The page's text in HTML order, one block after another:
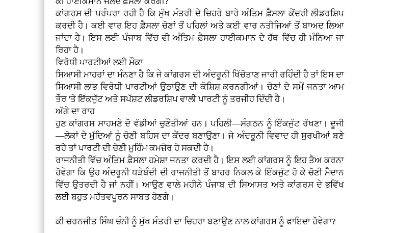
ਕਾਂਗਰਸ ਦੀ ਪਰੰਪਰਾ ਰਹੀ ਹੈ ਕਿ ਮੁੱਖ ਮੰਤਰੀ ਦੇ ਚਿਹਰੇ ਬਾਰੇ ਅੰਤਿਮ ਫ਼ੈਸਲਾ ਕੇਂਦਰੀ ਲੀਡਰਸ਼ਿਪ
ਕਰਦੀ ਹੈ। ਕਈ ਵਾਰ ਇਹ ਫ਼ੈਸਲਾ ਚੋਣਾਂ ਤੋਂ ਪਹਿਲਾਂ ਅਤੇ ਕਈ ਵਾਰ ਨਤੀਜਿਆਂ ਤੋਂ ਬਾਅਦ ਲਿਆ
ਜਾਂਦਾ ਹੈ। ਇਸ ਲਈ ਪੰਜਾਬ ਵਿੱਚ ਵੀ ਅੰਤਿਮ ਫ਼ੈਸਲਾ ਹਾਈਕਮਾਨ ਦੇ ਹੱਥ ਵਿੱਚ ਹੀ ਮੰਨਿਆ ਜਾ
ਰਿਹਾ ਹੈ।
ਵਿਰੋਧੀ ਪਾਰਟੀਆਂ ਲਈ ਮੌਕਾ
ਸਿਆਸੀ ਮਾਹਰਾਂ ਦਾ ਮੰਨਣਾ ਹੈ ਕਿ ਜੇ ਕਾਂਗਰਸ ਦੀ ਅੰਦਰੂਨੀ ਖਿੱਚੋਤਾਣ ਜਾਰੀ ਰਹਿੰਦੀ ਹੈ ਤਾਂ ਇਸ ਦਾ
ਸਿਆਸੀ ਲਾਭ ਵਿਰੋਧੀ ਪਾਰਟੀਆਂ ਉਠਾਉਣ ਦੀ ਕੋਸ਼ਿਸ਼ ਕਰਨਗੀਆਂ। ਚੋਣਾਂ ਦੇ ਸਮੇਂ ਜਨਤਾ ਆਮ
ਤੌਰ 'ਤੇ ਇੱਕਜੁੱਟ ਅਤੇ ਸਪੱਸ਼ਟ ਲੀਡਰਸ਼ਿਪ ਵਾਲੀ ਪਾਰਟੀ ਨੂੰ ਤਰਜੀਹ ਦਿੰਦੀ ਹੈ।
ਅੱਗੇ ਦਾ ਰਾਹ
ਹੁਣ ਕਾਂਗਰਸ ਸਾਹਮਣੇ ਦੋ ਵੱਡੀਆਂ ਚੁਣੌਤੀਆਂ ਹਨ। ਪਹਿਲੀ—ਸੰਗਠਨ ਨੂੰ ਇੱਕਜੁੱਟ ਰੱਖਣਾ। ਦੂਜੀ
—ਲੋਕਾਂ ਦੇ ਮੁੱਦਿਆਂ ਨੂੰ ਚੋਣੀ ਬਹਿਸ ਦਾ ਕੇਂਦਰ ਬਣਾਉਣਾ। ਜੇ ਅੰਦਰੂਨੀ ਵਿਵਾਦ ਹੀ ਸੁਰਖੀਆਂ ਬਣੇ
ਰਹੇ ਤਾਂ ਪਾਰਟੀ ਦੀ ਚੋਣੀ ਮੁਹਿੰਮ ਕਮਜ਼ੋਰ ਹੋ ਸਕਦੀ ਹੈ।
ਰਾਜਨੀਤੀ ਵਿੱਚ ਅੰਤਿਮ ਫ਼ੈਸਲਾ ਹਮੇਸ਼ਾ ਜਨਤਾ ਕਰਦੀ ਹੈ। ਇਸ ਲਈ ਕਾਂਗਰਸ ਨੂੰ ਇਹ ਤੈਅ ਕਰਨਾ
ਹੋਵੇਗਾ ਕਿ ਉਹ ਅੰਦਰੂਨੀ ਧੜੇਬੰਦੀ ਦੀ ਰਾਜਨੀਤੀ ਤੋਂ ਬਾਹਰ ਨਿਕਲ ਕੇ ਇੱਕਜੁੱਟ ਹੋ ਕੇ ਚੋਣੀ ਮੈਦਾਨ
ਵਿੱਚ ਉਤਰਦੀ ਹੈ ਜਾਂ ਨਹੀਂ। ਆਉਣ ਵਾਲੇ ਮਹੀਨੇ ਪੰਜਾਬ ਦੀ ਸਿਆਸਤ ਅਤੇ ਕਾਂਗਰਸ ਦੇ ਭਵਿੱਖ
ਲਈ ਬਹੁਤ ਮਹੱਤਵਪੂਰਨ ਸਾਬਤ ਹੋਣਗੇ।
ਕੀ ਚਰਨਜੀਤ ਸਿੰਘ ਚੰਨੀ ਨੂੰ ਮੁੱਖ ਮੰਤਰੀ ਦਾ ਚਿਹਰਾ ਬਣਾਉਣ ਨਾਲ ਕਾਂਗਰਸ ਨੂੰ ਫਾਇਦਾ ਹੋਵੇਗਾ?